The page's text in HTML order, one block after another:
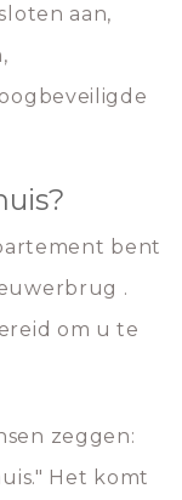
aan,
bent
.
om u te
zeggen:
Het komt